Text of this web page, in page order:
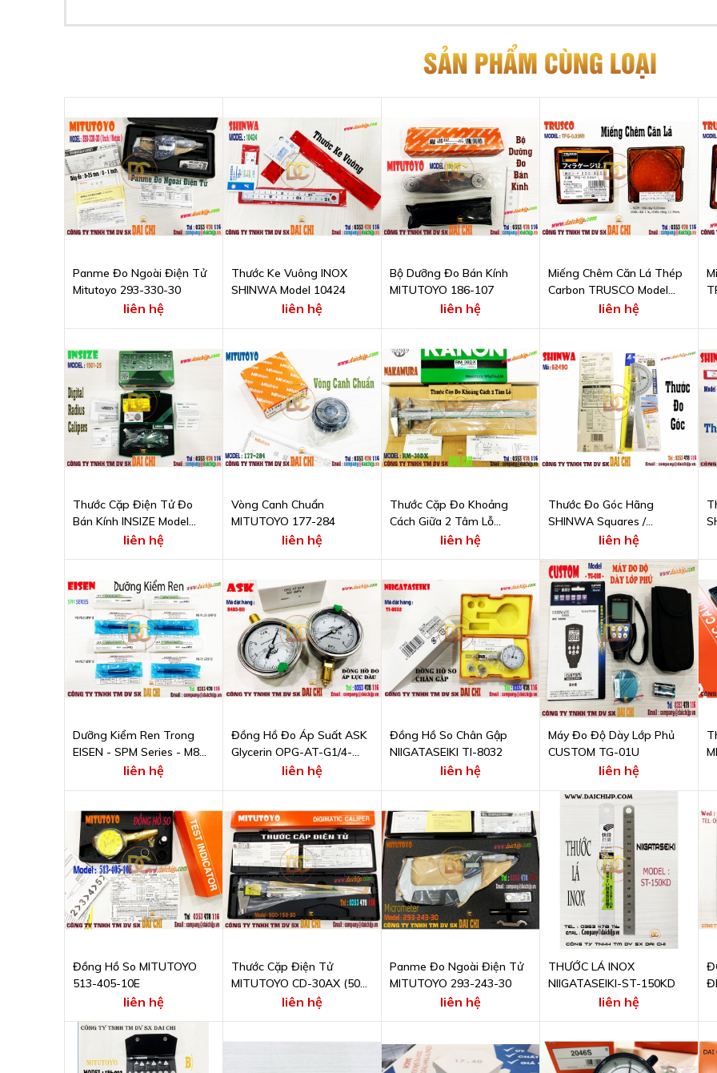
SẢN PHẨM CÙNG LOẠI
Panme Đo Ngoài Điện Tử
Mitutoyo 293-330-30
liên hệ
Thước Ke Vuông INOX
SHINWA Model 10424
liên hệ
Bộ Dưỡng Đo Bán Kính
MITUTOYO 186-107
liên hệ
Miếng Chêm Căn Lá Thép
Carbon TRUSCO Model
TFG-0.03M1liên hệ
Thước Cặp Điện Tử Đo
Bán Kính INSIZE Model
liên hệ
Vòng Canh Chuẩn
MITUTOYO 177-284
liên hệ
Thước Cặp Đo Khoảng
Cách Giữa 2 Tâm Lỗ
NAKAMURA KANON Model
liên hệ
Thước Đo Góc Hãng
SHINWA Squares /
Protractors Model 62490
liên hệ
Dưỡng Kiểm Ren Trong
EISEN - SPM Series - M8
P1.25 GPIP IIliên hệ
Đồng Hồ Đo Áp Suất ASK
Glycerin OPG-AT-G1/4-
liên hệ
Đồng Hồ So Chân Gập
NIIGATASEIKI TI-8032
liên hệ
Máy Đo Độ Dày Lớp Phủ
CUSTOM TG-01U
liên hệ
Đồng Hồ So MITUTOYO
513-405-10E
liên hệ
Thước Cặp Điện Tử
MITUTOYO CD-30AX (500-
liên hệ
Panme Đo Ngoài Điện Tử
MITUTOYO 293-243-30
liên hệ
THƯỚC LÁ INOX
NIIGATASEIKI-ST-150KD
liên hệ